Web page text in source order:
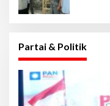
Partai & Politik